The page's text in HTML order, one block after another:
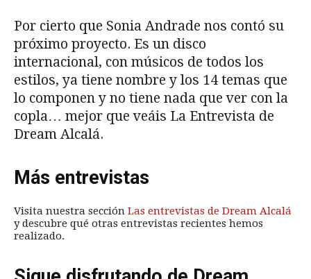
Por cierto que Sonia Andrade nos contó su
próximo proyecto. Es un disco
internacional, con músicos de todos los
estilos, ya tiene nombre y los 14 temas que
lo componen y no tiene nada que ver con la
copla… mejor que veáis La Entrevista de
Dream Alcalá.
Más entrevistas
Visita nuestra sección Las entrevistas de Dream Alcalá
y descubre qué otras entrevistas recientes hemos
realizado.